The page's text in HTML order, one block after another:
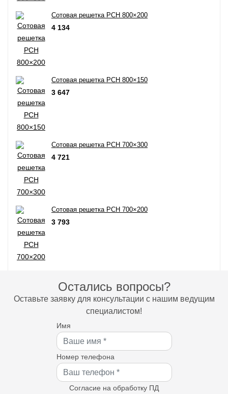
Сотовая решетка РСН 800×200
4 134
Сотовая решетка РСН 800×150
3 647
Сотовая решетка РСН 700×300
4 721
Сотовая решетка РСН 700×200
3 793
Остались вопросы?
Оставьте заявку для консультации с нашим ведущим
специалистом!
Имя
Номер телефона
Согласие на обработку ПД